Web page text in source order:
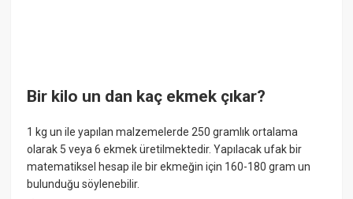
Bir kilo un dan kaç ekmek çıkar?
1 kg un ile yapılan malzemelerde 250 gramlık ortalama
olarak 5 veya 6 ekmek üretilmektedir. Yapılacak ufak bir
matematiksel hesap ile bir ekmeğin için 160-180 gram un
bulunduğu söylenebilir.